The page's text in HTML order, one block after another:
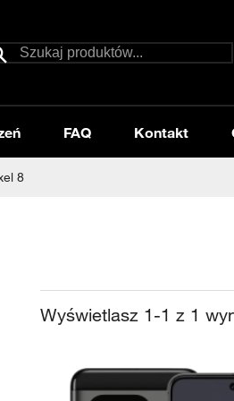
FAQ Kontakt
8
Wyświetlasz 1-1 z 1